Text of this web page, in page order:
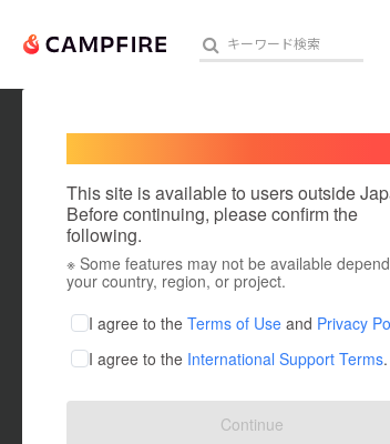
人気のプロジェクト
アート・写真
テクノロジー・ガジ
映像・映画
ビジネス・起業
This site is available to users outside
Before continuing, please confirm the
following.
※ Some features may not be available
your country, region, or project.
I agree to the Terms of Use and Privacy
I agree to the International Support Terms.
Continue
プロジェクト